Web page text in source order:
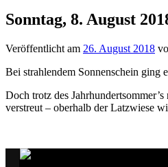
Sonntag, 8. August
Veröffentlicht am 26. August 2018
Bei strahlendem Sonnenschein
Doch trotz des
verstreut – oberhalb der Latzwiese